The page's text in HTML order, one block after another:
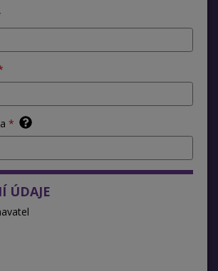
ÚDAJE